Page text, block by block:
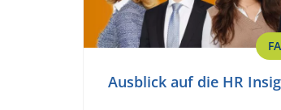
Ausblick auf die HR